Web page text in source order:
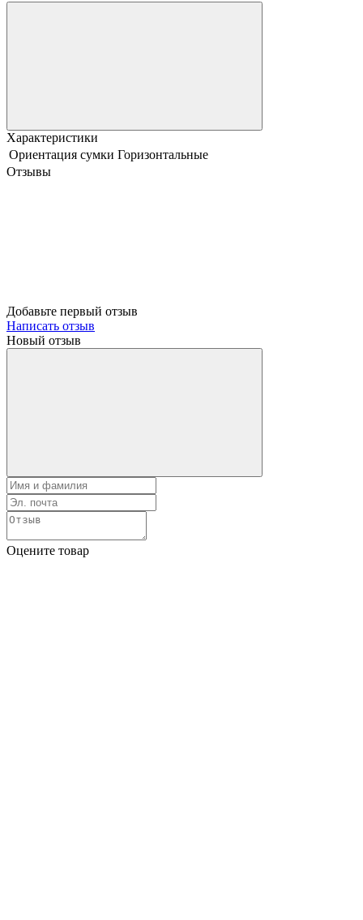
Характеристики
Ориентация сумки Горизонтальные
Отзывы
Добавьте первый отзыв
Написать отзыв
Новый отзыв
Оцените товар